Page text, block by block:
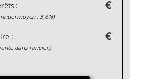
: €
moyen : 3,6%)
: €
dans l’ancien)